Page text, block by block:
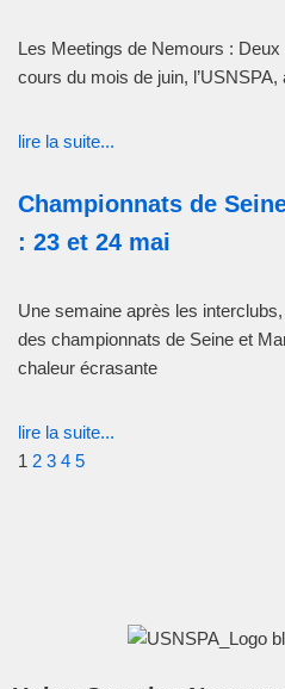
Les Meetings de Nemours : Deux
cours du mois de juin, l’USNSPA,
lire la suite...
Championnats de
: 23 et 24 mai
Une semaine après les
des championnats de Seine et
chaleur écrasante
lire la suite...
1 2 3 4 5